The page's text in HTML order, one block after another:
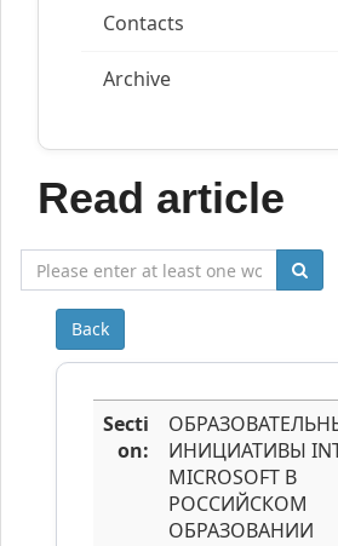
Contacts
Archive
Read article
Back
Secti
on:
ИНИЦИАТИВЫ
MICROSOFT В
РОССИЙСКОМ
ОБРАЗОВАНИИ